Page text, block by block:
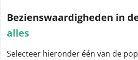
Bezienswaardigheden in
alles
Selecteer hieronder één van de